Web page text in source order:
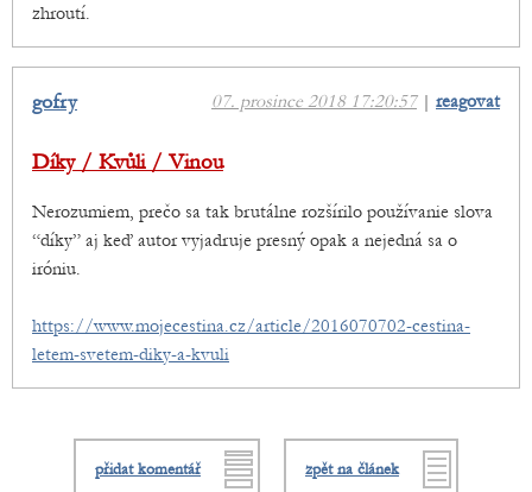
zhroutí.
07. prosince 2018 17:20:57| reagovat
gofry
Díky / Kvůli / Vinou
Nerozumiem, prečo sa tak brutálne rozšírilo používanie slova
“díky” aj keď autor vyjadruje presný opak a nejedná sa o
iróniu.
https://www.mojecestina.cz/article/2016070702-cestina-
letem-svetem-diky-a-kvuli
přidat komentář zpět na článek